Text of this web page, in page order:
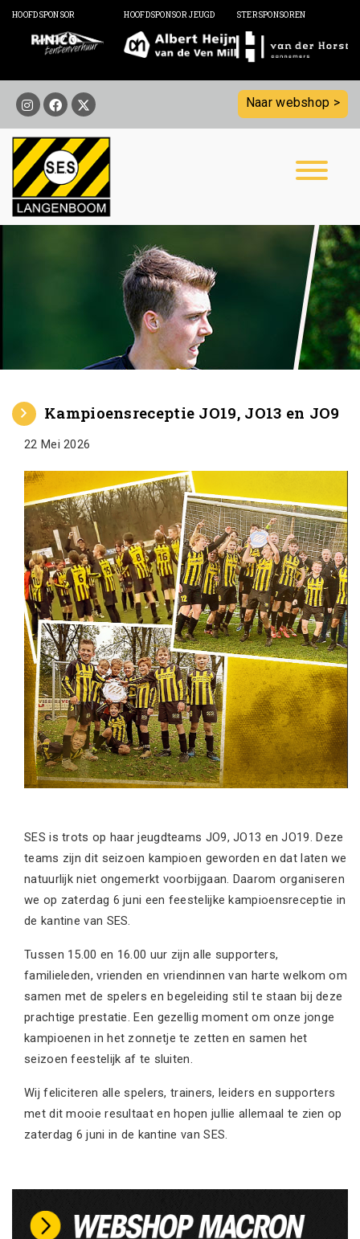
HOOFDSPONSOR HOOFDSPONSOR JEUGD STERSPONSOREN
Naar webshop >
Kampioensreceptie JO19, JO13 en JO9
22 Mei 2026
SES is trots op haar jeugdteams JO9, JO13 en JO19. Deze
teams zijn dit seizoen kampioen geworden en dat laten we
natuurlijk niet ongemerkt voorbijgaan. Daarom organiseren
we op zaterdag 6 juni een feestelijke kampioensreceptie in
de kantine van SES.
Tussen 15.00 en 16.00 uur zijn alle supporters,
familieleden, vrienden en vriendinnen van harte welkom om
samen met de spelers en begeleiding stil te staan bij deze
prachtige prestatie. Een gezellig moment om onze jonge
kampioenen in het zonnetje te zetten en samen het
seizoen feestelijk af te sluiten.
Wij feliciteren alle spelers, trainers, leiders en supporters
met dit mooie resultaat en hopen jullie allemaal te zien op
zaterdag 6 juni in de kantine van SES.